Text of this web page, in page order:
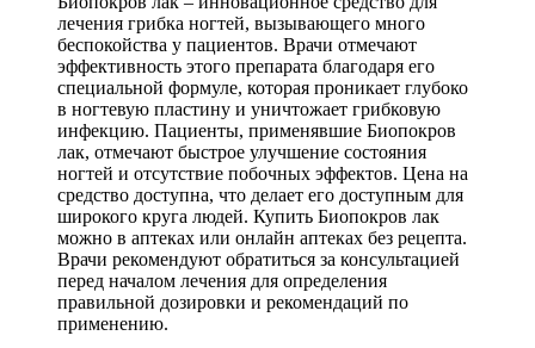
лечения грибка ногтей, вызывающего много
беспокойства у пациентов. Врачи отмечают
эффективность этого препарата благодаря его
специальной формуле, которая проникает глубоко
в ногтевую пластину и уничтожает грибковую
инфекцию. Пациенты, применявшие Биопокров
лак, отмечают быстрое улучшение состояния
ногтей и отсутствие побочных эффектов. Цена на
средство доступна, что делает его доступным для
широкого круга людей. Купить Биопокров лак
можно в аптеках или онлайн аптеках без рецепта.
Врачи рекомендуют обратиться за консультацией
перед началом лечения для определения
правильной дозировки и рекомендаций по
применению.